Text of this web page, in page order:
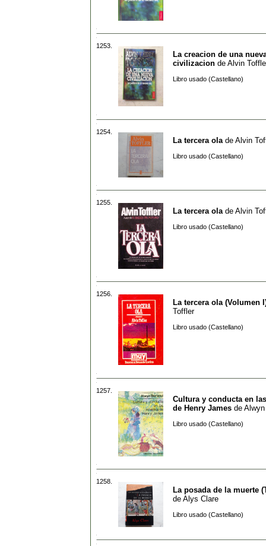
1253.
La creacion de una
civilizacion de Alvin
Libro usado (Castellano)
1254.
La tercera ola de Alvin
Libro usado (Castellano)
1255.
La tercera ola de Alvin
Libro usado (Castellano)
1256.
La tercera ola (Volumen
Toffler
Libro usado (Castellano)
1257.
Cultura y conducta en
de Henry James de
Libro usado (Castellano)
1258.
La posada de la muerte
de Alys Clare
Libro usado (Castellano)